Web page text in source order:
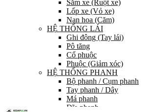
Săm xe (Ruột xe)
Lốp xe (Vỏ xe)
Nan hoa (Căm)
HỆ THỐNG LÁI
Ghi đông (Tay lái)
Pô tăng
Cổ phuộc
Phuộc (Giảm xóc)
HỆ THỐNG PHANH
Bộ phanh / Cụm phanh
Tay phanh / Dây
Má phanh
Đĩa phanh